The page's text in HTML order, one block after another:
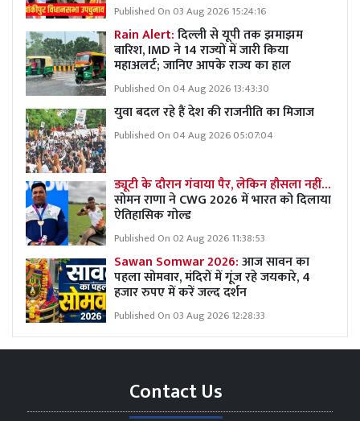
Published On 03 Aug 2026 15:24:16
Rain Alert:दिल्ली से यूपी तक झमाझम
बारिश, IMD ने 14 राज्यों में जारी किया
महाअलर्ट; जानिए आपके राज्य का हाल
Published On 04 Aug 2026 13:43:30
युवा बदल रहे हैं देश की राजनीति का मिजाज
Published On 04 Aug 2026 05:07:04
ड्यूटी के दौरान गंवाया पैर, लेकिन हौसला नहीं…
सोमन राणा ने CWG 2026 में भारत को दिलाया
ऐतिहासिक गोल्ड
Published On 02 Aug 2026 11:38:53
Sawan Somwar 2026:आज सावन का
पहला सोमवार, मंदिरों में गूंज रहे जयकारे, 4
हजार रुपए में करें जल्द दर्शन
Published On 03 Aug 2026 12:28:33
Contact Us